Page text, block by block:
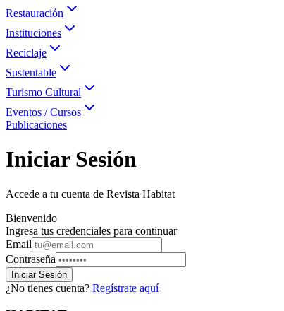
Restauración
Instituciones
Reciclaje
Sustentable
Turismo Cultural
Eventos / Cursos
Publicaciones
Iniciar Sesión
Accede a tu cuenta de Revista Habitat
Bienvenido
Ingresa tus credenciales para continuar
Email
Contraseña
Iniciar Sesión
¿No tienes cuenta? Regístrate aquí